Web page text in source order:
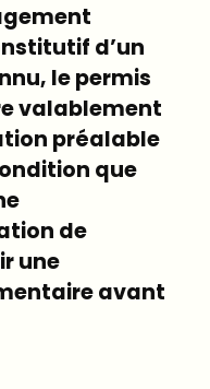
d’un
le permis
valablement
préalable
que
de
une
avant